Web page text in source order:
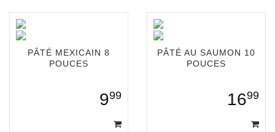
PÂTÉ MEXICAIN 8
POUCES
999
PÂTÉ AU SAUMON 10
POUCES
1699